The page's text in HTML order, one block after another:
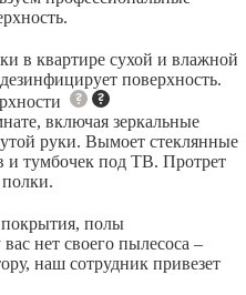
в квартире сухой и влажной
поверхность.
включая зеркальные
руки. Вымоет стеклянные
и тумбочек под ТВ. Протрет
полы
нет своего пылесоса –
наш сотрудник привезет